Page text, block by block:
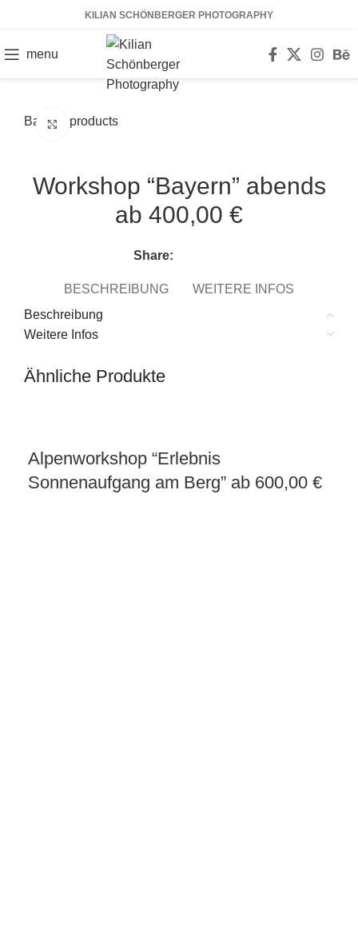
KILIAN SCHÖNBERGER PHOTOGRAPHY
menu
Back to products
Click to enlarge
Workshop “Bayern” abends
ab 400,00 €
Share:
BESCHREIBUNG
WEITERE INFOS
Beschreibung
Weitere Infos
Ähnliche Produkte
Alpenworkshop “Erlebnis
Sonnenaufgang am Berg” ab 600,00 €